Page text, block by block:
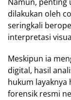
dilakukan oleh
seringkali
interpretasi
Meskipun ia
digital, hasil
hukum layaknya
forensik resmi